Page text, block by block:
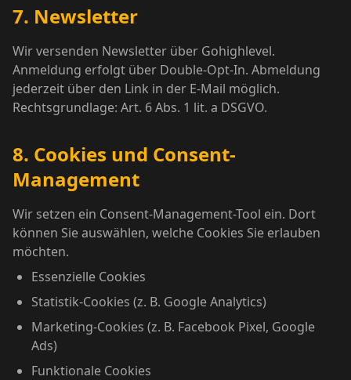
7. Newsletter
Wir versenden Newsletter über Gohighlevel.
Anmeldung erfolgt über Double-Opt-In. Abmeldung
jederzeit über den Link in der E-Mail möglich.
Rechtsgrundlage: Art. 6 Abs. 1 lit. a DSGVO.
8. Cookies und Consent-
Management
Wir setzen ein Consent-Management-Tool ein. Dort
können Sie auswählen, welche Cookies Sie erlauben
möchten.
Essenzielle Cookies
Statistik-Cookies (z. B. Google Analytics)
Marketing-Cookies (z. B. Facebook Pixel, Google
Ads)
Funktionale Cookies